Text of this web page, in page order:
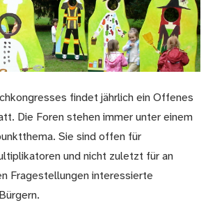
findet jährlich ein Offenes
Die Foren stehen immer unter einem
Sie sind offen für
und nicht zuletzt für an
Fragestellungen interessierte